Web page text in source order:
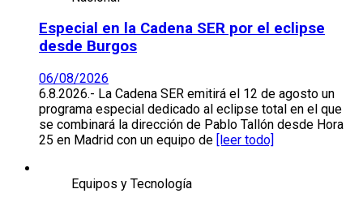
Especial en la Cadena SER por el eclipse
desde Burgos
06/08/2026
6.8.2026.- La Cadena SER emitirá el 12 de agosto un
programa especial dedicado al eclipse total en el que
se combinará la dirección de Pablo Tallón desde Hora
25 en Madrid con un equipo de [leer todo]
Equipos y Tecnología